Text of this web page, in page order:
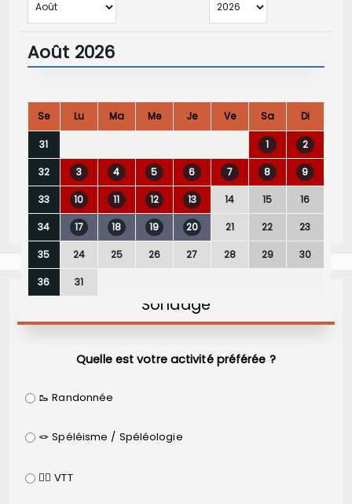
Août 2026
Se Lu Ma Me Je Ve Sa Di
31 1 2
32 3 4 5 6 7 8 9
33 10 11 12 13 14 15 16
34 17 18 19 20 21 22 23
35 24 25 26 27 28 29 30
36 31
Sondage
Quelle est votre activité préférée ?
🥾 Randonnée
🪢 Spéléisme / Spéléologie
🚵‍♂️ VTT